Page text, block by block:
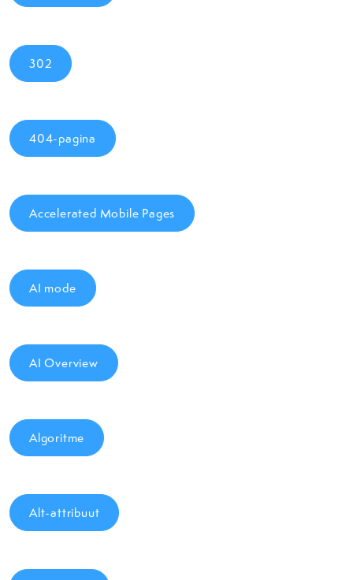
302
404-pagina
Accelerated Mobile Pages
AI mode
AI Overview
Algoritme
Alt-attribuut